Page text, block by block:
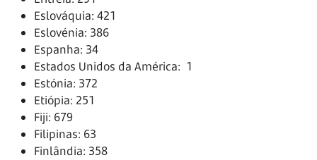
Eslováquia: 421
Eslovénia: 386
Espanha: 34
Estados Unidos da América: 1
Estónia: 372
Etiópia: 251
Fiji: 679
Filipinas: 63
Finlândia: 358